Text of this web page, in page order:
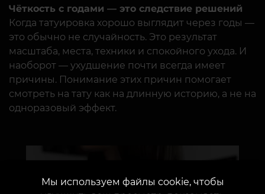
Чёткость с годами — это следствие решений
Когда татуировка хорошо выглядит через годы —
это обычно не случайность. Это результат
масштаба, места, техники и спокойного ухода. И
наоборот — ухудшение почти всегда имеет
причины. Понимание этих причин помогает
смотреть на тату как на длинную историю, а не на
одноразовый эффект.
Мы используем файлы cookie, чтобы